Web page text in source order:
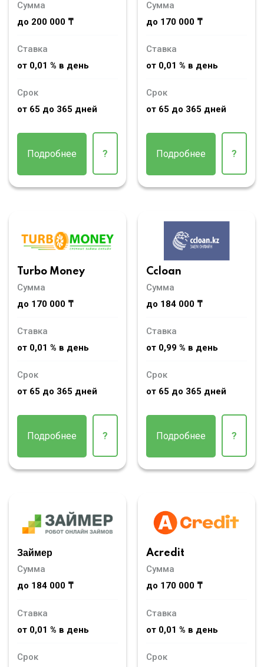
Сумма
до 200 000 ₸
Ставка
от 0,01 % в день
Срок
от 65 до 365 дней
Подробнее ?
Сумма
до 170 000 ₸
Ставка
от 0,01 % в день
Срок
от 65 до 365 дней
Подробнее ?
Turbo Money
Сумма
до 170 000 ₸
Ставка
от 0,01 % в день
Срок
от 65 до 365 дней
Подробнее ?
Ccloan
Сумма
до 184 000 ₸
Ставка
от 0,99 % в день
Срок
от 65 до 365 дней
Подробнее ?
Займер
Сумма
до 184 000 ₸
Ставка
от 0,01 % в день
Срок
Acredit
Сумма
до 170 000 ₸
Ставка
от 0,01 % в день
Срок